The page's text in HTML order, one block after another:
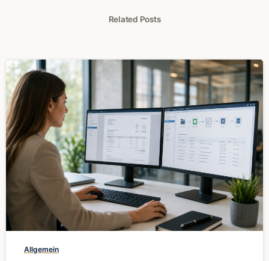
Related Posts
0
Allgemein